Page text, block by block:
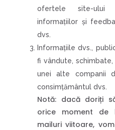
ofertele site-
informațiilor și
dvs.
Informațiile dvs.,
fi vândute,
unei alte companii
consimțământul dvs.
Notă: dacă doriți
orice moment
mailuri viitoare,